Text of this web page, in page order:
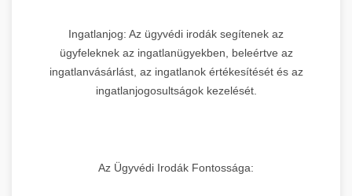
Ingatlanjog: Az ügyvédi irodák segítenek az
ügyfeleknek az ingatlanügyekben, beleértve az
ingatlanvásárlást, az ingatlanok értékesítését és az
ingatlanjogosultságok kezelését.
Az Ügyvédi Irodák Fontossága: